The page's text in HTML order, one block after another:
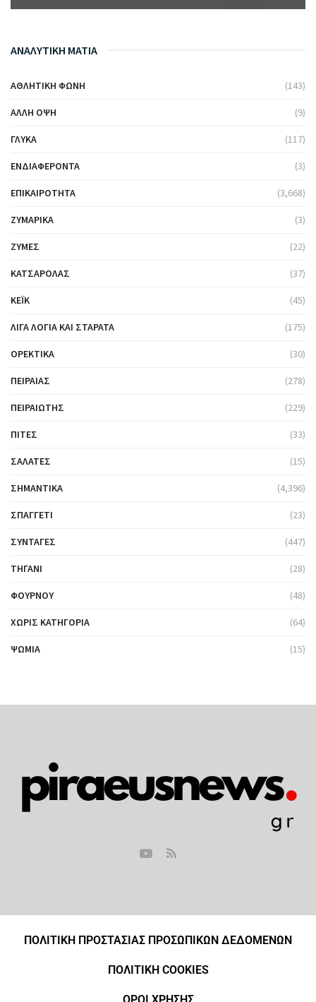
ΑΝΑΛΥΤΙΚΗ ΜΑΤΙΑ
ΑΘΛΗΤΙΚΉ ΦΩΝΉ (143)
ΆΛΛΗ ΌΨΗ (9)
ΓΛΥΚΆ (117)
ΕΝΔΙΑΦΈΡΟΝΤΑ (3)
ΕΠΙΚΑΙΡΌΤΗΤΑ (3,668)
ΖΥΜΑΡΙΚΆ (3)
ΖΎΜΕΣ (22)
ΚΑΤΣΑΡΌΛΑΣ (37)
ΚΈΙΚ (45)
ΛΊΓΑ ΛΌΓΙΑ ΚΑΙ ΣΤΑΡΆΤΑ (175)
ΟΡΕΚΤΙΚΆ (30)
ΠΕΙΡΑΙΆΣ (278)
ΠΕΙΡΑΙΏΤΗΣ (229)
ΠΊΤΕΣ (33)
ΣΑΛΆΤΕΣ (15)
ΣΗΜΑΝΤΙΚΆ (4,396)
ΣΠΑΓΓΈΤΙ (23)
ΣΥΝΤΑΓΈΣ (447)
ΤΗΓΆΝΙ (28)
ΦΟΎΡΝΟΥ (48)
ΧΩΡΊΣ ΚΑΤΗΓΟΡΊΑ (64)
ΨΩΜΙΆ (15)
ΠΟΛΙΤΙΚΗ ΠΡΟΣΤΑΣΙΑΣ ΠΡΟΣΩΠΙΚΩΝ ΔΕΔΟΜΕΝΩΝ
ΠΟΛΙΤΙΚΗ COOKIES